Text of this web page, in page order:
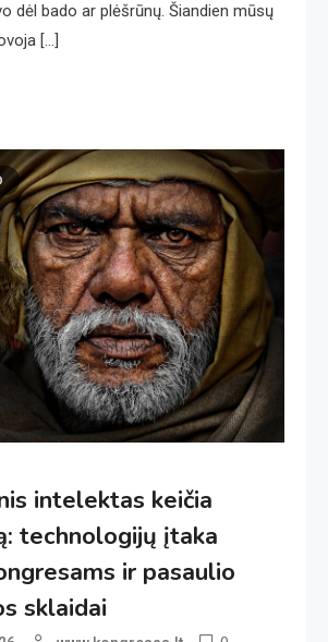
dėl bado ar plėšrūnų. Šiandien mūsų
[…]
intelektas keičia
technologijų įtaka
ir pasaulio
sklaidai